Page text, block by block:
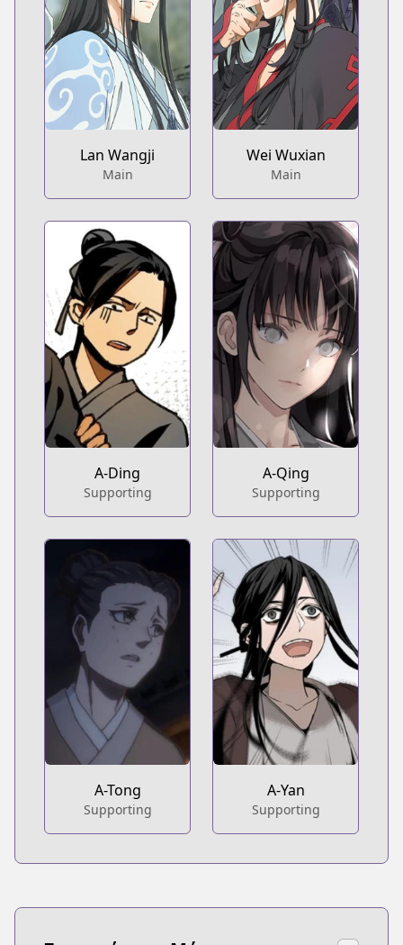
Lan Wangji
Main
Wei Wuxian
Main
A-Ding
Supporting
A-Qing
Supporting
A-Tong
Supporting
A-Yan
Supporting